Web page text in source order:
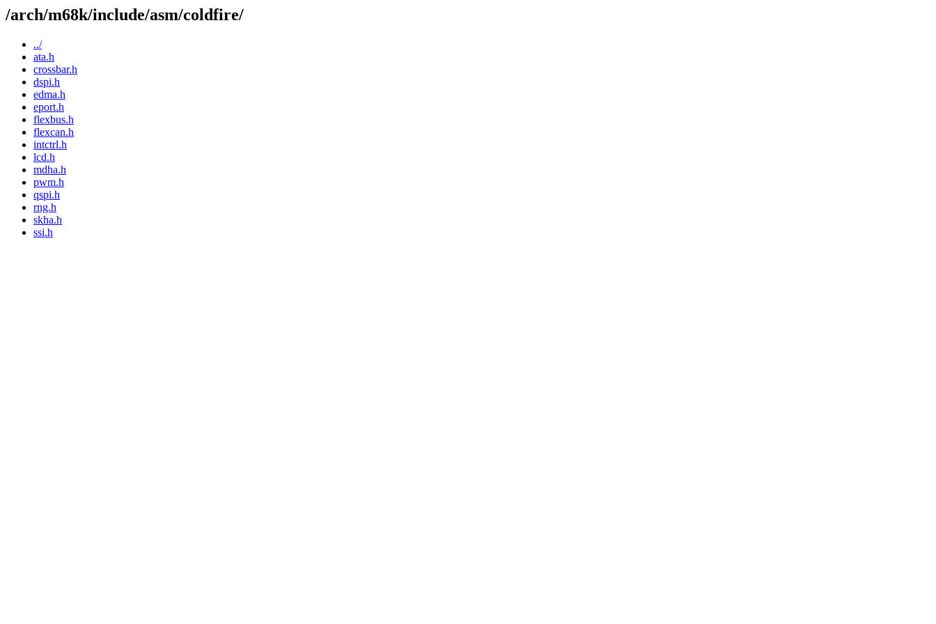
/arch/m68k/include/asm/coldfire/
../
ata.h
crossbar.h
dspi.h
edma.h
eport.h
flexbus.h
flexcan.h
intctrl.h
lcd.h
mdha.h
pwm.h
qspi.h
rng.h
skha.h
ssi.h